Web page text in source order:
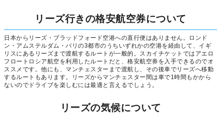
リーズ行きの格安航空券について
日本からリーズ・ブラッドフォード空港への直行便はありません。ロンド
ン・アムステルダム・パリの3都市のうちいずれかの空港を経由して、イギ
リスにあるリーズまで渡航するルートが一般的。スカイチケットではアエロ
フロートロシア航空を利用したルートだと、格安航空券を入手できるのでオ
ススメです。他にも、マンチェスターまで渡航し、その後車でリーズへ移動
するルートもあります。リーズからマンチェスター間は車で1時間もかから
ないのでドライブを楽しむには最適と言えるでしょう。
リーズの気候について